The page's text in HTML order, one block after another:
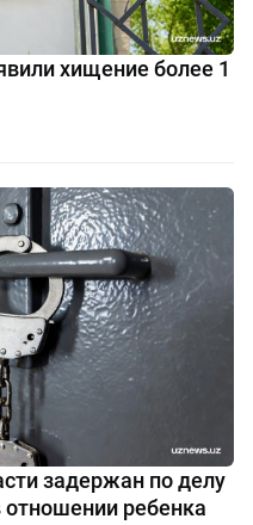
хищение более 1
задержан по делу
отношении ребенка